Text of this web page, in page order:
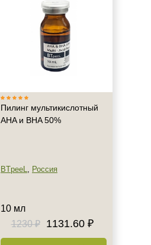
Пилинг мультикислотный
AHA и BHA 50%
BTpeeL, Россия
10 мл
1230 ₽
1131.60 ₽